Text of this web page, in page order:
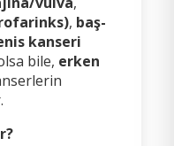
, baş-
kanseri
bile, erken